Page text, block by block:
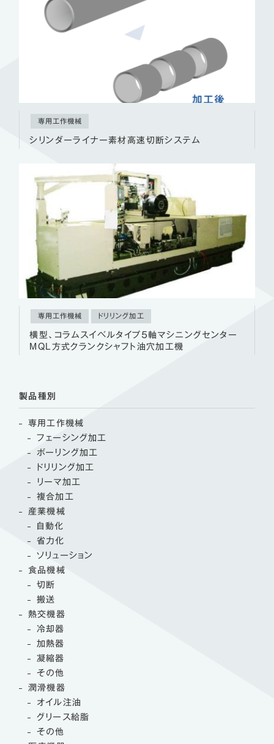
専用工作機械
シリンダーライナー素材高速切断システム
専用工作機械 ドリリング加工
横型、コラムスイベルタイプ５軸マシニングセンター
MQL方式クランクシャフト油穴加工機
製品種別
専用工作機械
フェーシング加工
ボーリング加工
ドリリング加工
リーマ加工
複合加工
産業機械
自動化
省力化
ソリューション
食品機械
切断
搬送
熱交機器
冷却器
加熱器
凝縮器
その他
潤滑機器
オイル注油
グリース給脂
その他